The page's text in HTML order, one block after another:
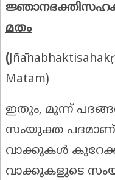
മതം
(
Matam)
ഇതും, മൂന്ന്
സംയുക്ത
വാക്കുകൾ
വാക്കുകളുടെ